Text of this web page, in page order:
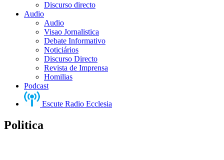
Discurso directo
Audio
Audio
Visao Jornalistica
Debate Informativo
Noticiários
Discurso Directo
Revista de Imprensa
Homilias
Podcast
Escute Radio Ecclesia
Politica